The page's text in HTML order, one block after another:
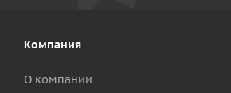
Компания
О компании